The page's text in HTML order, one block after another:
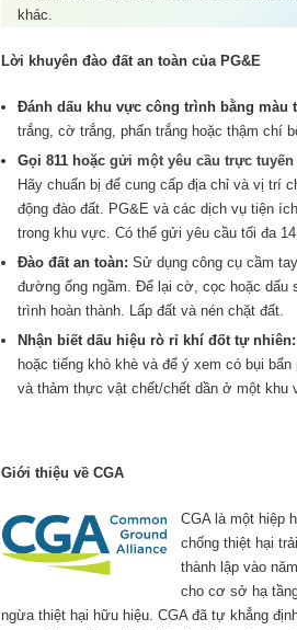
khác.
Lời khuyên đào đất an toàn của PG&E
Đánh dấu khu vực công trình bằng màu
trắng, cờ trắng, phấn trắng hoặc thậm chí
Gọi 811 hoặc gửi một yêu cầu trực tuyến
Hãy chuẩn bị để cung cấp địa chỉ và vị trí
động đào đất. PG&E và các dịch vụ tiện
trong khu vực. Có thể gửi yêu cầu tối đa
Đào đất an toàn: Sử dụng công cụ cầm
đường ống ngầm. Để lại cờ, cọc hoặc dấu
trình hoàn thành. Lấp đất và nén chặt đất.
Nhận biết dấu hiệu rò rỉ khí đốt tự nhiên:
hoặc tiếng khò khè và để ý xem có bụi
và thảm thực vật chết/chết dần ở một khu
Giới thiệu về CGA
CGA là một hiệp
chống thiệt hại
thành lập vào
cho cơ sở hạ
ngừa thiệt hại hữu hiệu. CGA đã tự khẳng